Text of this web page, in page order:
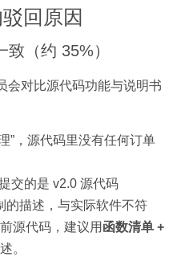
回原因
（约 35%）
会对比源代码功能与说明书
”，源代码里没有任何订单
交的是 v2.0 源代码
的描述，与实际软件不符
源代码，建议用 函数清单 +
。